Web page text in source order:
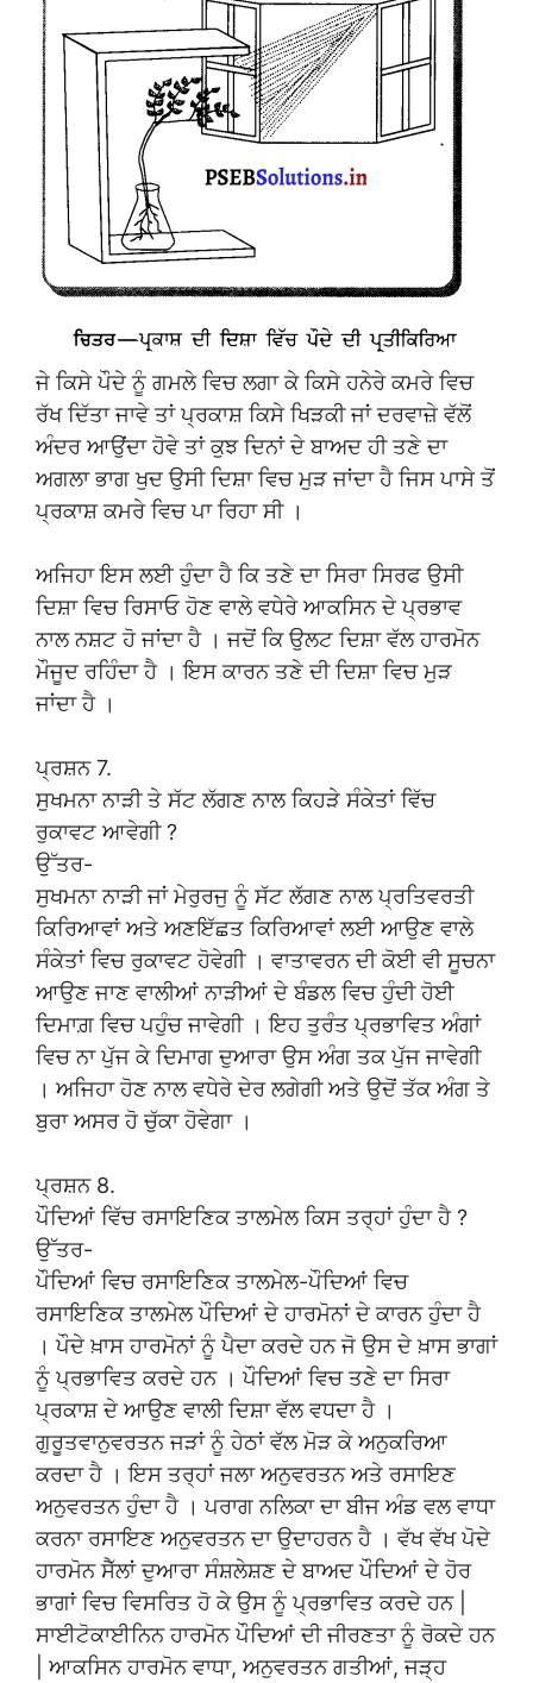
ਜੇ ਕਿਸੇ ਪੌਦੇ ਨੂੰ ਗਮਲੇ ਵਿਚ ਲਗਾ ਕੇ ਕਿਸੇ ਹਨੇਰੇ ਕਮਰੇ ਵਿਚ
ਰੱਖ ਦਿੱਤਾ ਜਾਵੇ ਤਾਂ ਪ੍ਰਕਾਸ਼ ਕਿਸੇ ਖਿੜਕੀ ਜਾਂ ਦਰਵਾਜ਼ੇ ਵੱਲੋਂ
ਅੰਦਰ ਆਉਂਦਾ ਹੋਵੇ ਤਾਂ ਕੁਝ ਦਿਨਾਂ ਦੇ ਬਾਅਦ ਹੀ ਤਣੇ ਦਾ
ਅਗਲਾ ਭਾਗ ਖੁਦ ਉਸੀ ਦਿਸ਼ਾ ਵਿਚ ਮੁੜ ਜਾਂਦਾ ਹੈ ਜਿਸ ਪਾਸੇ ਤੋਂ
ਪ੍ਰਕਾਸ਼ ਕਮਰੇ ਵਿਚ ਪਾ ਰਿਹਾ ਸੀ ।
ਅਜਿਹਾ ਇਸ ਲਈ ਹੁੰਦਾ ਹੈ ਕਿ ਤਣੇ ਦਾ ਸਿਰਾ ਸਿਰਫ ਉਸੀ
ਦਿਸ਼ਾ ਵਿਚ ਰਿਸਾਓ ਹੋਣ ਵਾਲੇ ਵਧੇਰੇ ਆਕਸਿਨ ਦੇ ਪ੍ਰਭਾਵ
ਨਾਲ ਨਸ਼ਟ ਹੋ ਜਾਂਦਾ ਹੈ । ਜਦੋਂ ਕਿ ਉਲਟ ਦਿਸ਼ਾ ਵੱਲ ਹਾਰਮੋਨ
ਮੌਜੂਦ ਰਹਿੰਦਾ ਹੈ । ਇਸ ਕਾਰਨ ਤਣੇ ਦੀ ਦਿਸ਼ਾ ਵਿਚ ਮੁੜ
ਜਾਂਦਾ ਹੈ ।
ਪ੍ਰਸ਼ਨ 7.
ਸੁਖਮਨਾ ਨਾੜੀ ਤੇ ਸੱਟ ਲੱਗਣ ਨਾਲ ਕਿਹੜੇ ਸੰਕੇਤਾਂ ਵਿੱਚ
ਰੁਕਾਵਟ ਆਵੇਗੀ ?
ਉੱਤਰ-
ਸੁਖਮਨਾ ਨਾੜੀ ਜਾਂ ਮੇਰੁਰਜੁ ਨੂੰ ਸੱਟ ਲੱਗਣ ਨਾਲ ਪ੍ਰਤਿਵਰਤੀ
ਕਿਰਿਆਵਾਂ ਅਤੇ ਅਣਇੱਛਤ ਕਿਰਿਆਵਾਂ ਲਈ ਆਉਣ ਵਾਲੇ
ਸੰਕੇਤਾਂ ਵਿਚ ਰੁਕਾਵਟ ਹੋਵੇਗੀ । ਵਾਤਾਵਰਨ ਦੀ ਕੋਈ ਵੀ ਸੂਚਨਾ
ਆਉਣ ਜਾਣ ਵਾਲੀਆਂ ਨਾੜੀਆਂ ਦੇ ਬੰਡਲ ਵਿਚ ਹੁੰਦੀ ਹੋਈ
ਦਿਮਾਗ਼ ਵਿਚ ਪਹੁੰਚ ਜਾਵੇਗੀ । ਇਹ ਤੁਰੰਤ ਪ੍ਰਭਾਵਿਤ ਅੰਗਾਂ
ਵਿਚ ਨਾ ਪੁੱਜ ਕੇ ਦਿਮਾਗ ਦੁਆਰਾ ਉਸ ਅੰਗ ਤਕ ਪੁੱਜ ਜਾਵੇਗੀ
। ਅਜਿਹਾ ਹੋਣ ਨਾਲ ਵਧੇਰੇ ਦੇਰ ਲਗੇਗੀ ਅਤੇ ਉਦੋਂ ਤੱਕ ਅੰਗ ਤੇ
ਬੁਰਾ ਅਸਰ ਹੋ ਚੁੱਕਾ ਹੋਵੇਗਾ ।
ਪ੍ਰਸ਼ਨ 8.
ਪੌਦਿਆਂ ਵਿੱਚ ਰਸਾਇਣਿਕ ਤਾਲਮੇਲ ਕਿਸ ਤਰ੍ਹਾਂ ਹੁੰਦਾ ਹੈ ?
ਉੱਤਰ-
ਪੌਦਿਆਂ ਵਿਚ ਰਸਾਇਣਿਕ ਤਾਲਮੇਲ-ਪੌਦਿਆਂ ਵਿਚ
ਰਸਾਇਣਿਕ ਤਾਲਮੇਲ ਪੌਦਿਆਂ ਦੇ ਹਾਰਮੋਨਾਂ ਦੇ ਕਾਰਨ ਹੁੰਦਾ ਹੈ
। ਪੌਦੇ ਖ਼ਾਸ ਹਾਰਮੋਨਾਂ ਨੂੰ ਪੈਦਾ ਕਰਦੇ ਹਨ ਜੋ ਉਸ ਦੇ ਖ਼ਾਸ ਭਾਗਾਂ
ਨੂੰ ਪ੍ਰਭਾਵਿਤ ਕਰਦੇ ਹਨ । ਪੌਦਿਆਂ ਵਿਚ ਤਣੇ ਦਾ ਸਿਰਾ
ਪ੍ਰਕਾਸ਼ ਦੇ ਆਉਣ ਵਾਲੀ ਦਿਸ਼ਾ ਵੱਲ ਵਧਦਾ ਹੈ ।
ਗੁਰੂਤਵਾਨੁਵਰਤਨ ਜੜਾਂ ਨੂੰ ਹੇਠਾਂ ਵੱਲ ਮੋੜ ਕੇ ਅਨੁਕਰਿਆ
ਕਰਦਾ ਹੈ । ਇਸ ਤਰ੍ਹਾਂ ਜਲਾ ਅਨੁਵਰਤਨ ਅਤੇ ਰਸਾਇਣ
ਅਨੁਵਰਤਨ ਹੁੰਦਾ ਹੈ । ਪਰਾਗ ਨਲਿਕਾ ਦਾ ਬੀਜ ਅੰਡ ਵਲ ਵਾਧਾ
ਕਰਨਾ ਰਸਾਇਣ ਅਨੁਵਰਤਨ ਦਾ ਉਦਾਹਰਨ ਹੈ । ਵੱਖ ਵੱਖ ਪੋਦੇ
ਹਾਰਮੋਨ ਸੈੱਲਾਂ ਦੁਆਰਾ ਸੰਸ਼ਲੇਸ਼ਣ ਦੇ ਬਾਅਦ ਪੌਦਿਆਂ ਦੇ ਹੋਰ
ਭਾਗਾਂ ਵਿਚ ਵਿਸਰਿਤ ਹੋ ਕੇ ਉਸ ਨੂੰ ਪ੍ਰਭਾਵਿਤ ਕਰਦੇ ਹਨ |
ਸਾਈਟੋਕਾਈਨਿਨ ਹਾਰਮੋਨ ਪੌਦਿਆਂ ਦੀ ਜੀਰਣਤਾ ਨੂੰ ਰੋਕਦੇ ਹਨ
| ਆਕਸਿਨ ਹਾਰਮੋਨ ਵਾਧਾ, ਅਨੁਵਰਤਨ ਗਤੀਆਂ, ਜੜ੍ਹ